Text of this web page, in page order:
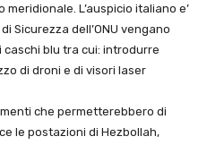
meridionale. L’auspicio italiano e’
Sicurezza dell’ONU vengano
blu tra cui: introdurre
di droni e di visori laser
che permetterebbero di
le postazioni di Hezbollah,